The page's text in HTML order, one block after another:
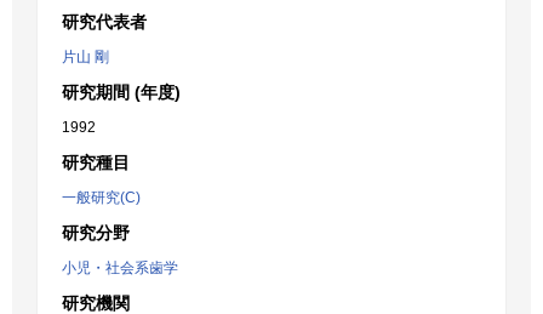
研究代表者
片山 剛
研究期間 (年度)
1992
研究種目
一般研究(C)
研究分野
小児・社会系歯学
研究機関